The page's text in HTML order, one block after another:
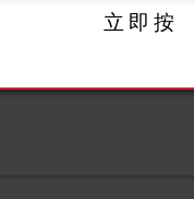
阻礙？ 你喜歡
立即按